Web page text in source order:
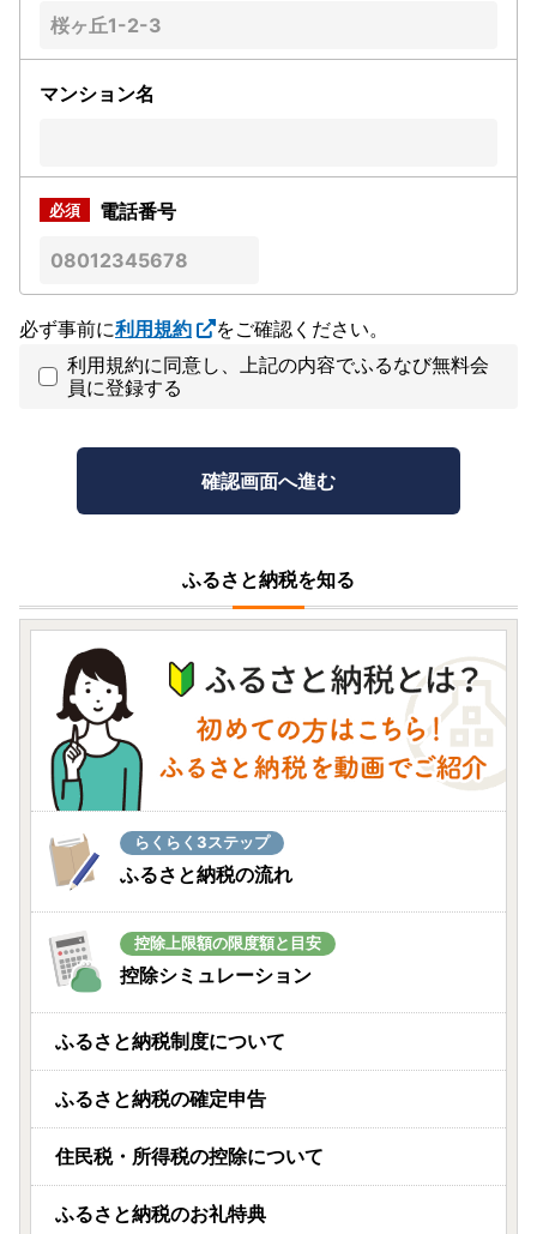
マンション名
電話番号
必ず事前に利用規約
をご確認ください。
利用規約に同意し、上記の内容でふるなび無料会
員に登録する
ふるさと納税を知る
らくらく3ステップ
ふるさと納税の流れ
控除上限額の限度額と目安
控除シミュレーション
ふるさと納税制度について
ふるさと納税の確定申告
住民税・所得税の控除について
ふるさと納税のお礼特典